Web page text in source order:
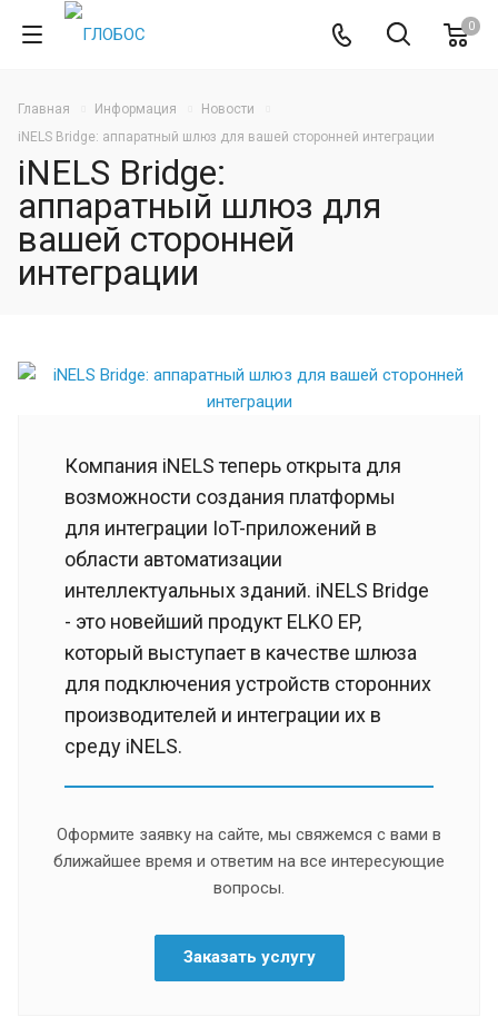
0
Главная Информация
Новости
iNELS Bridge: аппаратный шлюз для вашей сторонней интеграции
iNELS Bridge:
аппаратный шлюз для
вашей сторонней
интеграции
Компания iNELS теперь открыта для
возможности создания платформы
для интеграции IoT-приложений в
области автоматизации
интеллектуальных зданий. iNELS Bridge
- это новейший продукт ELKO EP,
который выступает в качестве шлюза
для подключения устройств сторонних
производителей и интеграции их в
среду iNELS.
Оформите заявку на сайте, мы свяжемся с вами в
ближайшее время и ответим на все интересующие
вопросы.
Заказать услугу